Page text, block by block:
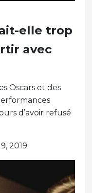
elle trop
avec
Oscars et des
d’avoir refusé
2019